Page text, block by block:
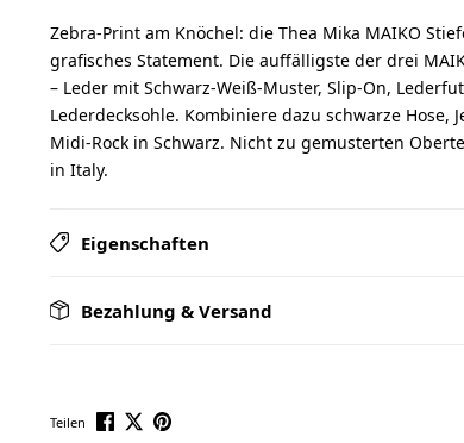
Zebra-Print am Knöchel: die Thea Mika MAIKO
grafisches Statement. Die auffälligste der drei
– Leder mit Schwarz-Weiß-Muster, Slip-On,
Lederdecksohle. Kombiniere dazu schwarze Hose,
Midi-Rock in Schwarz. Nicht zu gemusterten
in Italy.
Eigenschaften
Bezahlung & Versand
Teilen